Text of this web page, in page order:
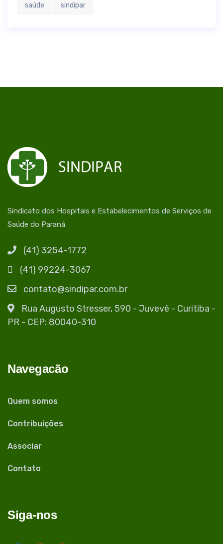
saúde sindipar
Sindicato dos Hospitais e Estabelecimentos de Serviços de
Saúde do Paraná
(41) 3254-1772
(41) 99224-3067
contato@sindipar.com.br
Rua Augusto Stresser, 590 - Juvevê - Curitiba -
PR - CEP: 80040-310
Navegacão
Quem somos
Contribuições
Associar
Contato
Siga-nos